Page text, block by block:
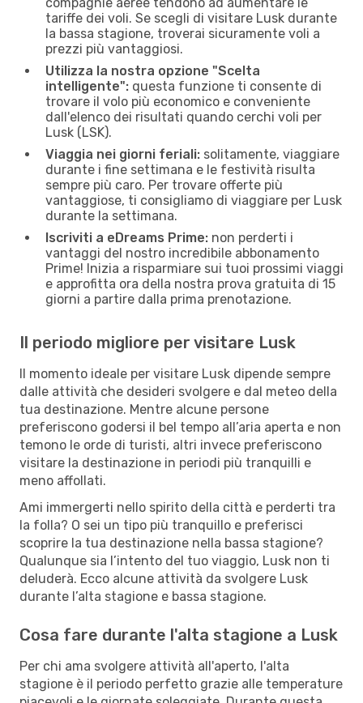
tariffe dei voli. Se scegli di visitare Lusk durante
la bassa stagione, troverai sicuramente voli a
prezzi più vantaggiosi.
Utilizza la nostra opzione "Scelta
intelligente": questa funzione ti consente di
trovare il volo più economico e conveniente
dall'elenco dei risultati quando cerchi voli per
Lusk (LSK).
Viaggia nei giorni feriali: solitamente, viaggiare
durante i fine settimana e le festività risulta
sempre più caro. Per trovare offerte più
vantaggiose, ti consigliamo di viaggiare per Lusk
durante la settimana.
Iscriviti a eDreams Prime: non perderti i
vantaggi del nostro incredibile abbonamento
Prime! Inizia a risparmiare sui tuoi prossimi viaggi
e approfitta ora della nostra prova gratuita di 15
giorni a partire dalla prima prenotazione.
Il periodo migliore per visitare Lusk
Il momento ideale per visitare Lusk dipende sempre
dalle attività che desideri svolgere e dal meteo della
tua destinazione. Mentre alcune persone
preferiscono godersi il bel tempo all’aria aperta e non
temono le orde di turisti, altri invece preferiscono
visitare la destinazione in periodi più tranquilli e
meno affollati.
Ami immergerti nello spirito della città e perderti tra
la folla? O sei un tipo più tranquillo e preferisci
scoprire la tua destinazione nella bassa stagione?
Qualunque sia l’intento del tuo viaggio, Lusk non ti
deluderà. Ecco alcune attività da svolgere Lusk
durante l’alta stagione e bassa stagione.
Cosa fare durante l'alta stagione a Lusk
Per chi ama svolgere attività all'aperto, l'alta
stagione è il periodo perfetto grazie alle temperature